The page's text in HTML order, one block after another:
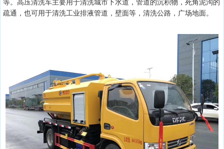
疏通，也可用于清洗工业排液管道，壁面等，清洗公路，广场地面。